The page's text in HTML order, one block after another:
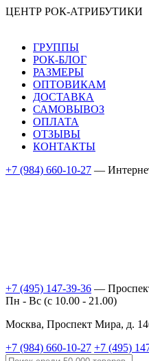
ЦЕНТР РОК-АТРИБУТИКИ
ГРУППЫ
РОК-БЛОГ
РАЗМЕРЫ
ОПТОВИКАМ
ДОСТАВКА
САМОВЫВОЗ
ОПЛАТА
ОТЗЫВЫ
КОНТАКТЫ
+7 (984) 660-10-27 —
+7 (495) 147-39-36 —
Пн - Вс (c 10.00 - 21.00)
Москва, Проспект Мира, д.
+7 (984) 660-10-27 +7 (495)